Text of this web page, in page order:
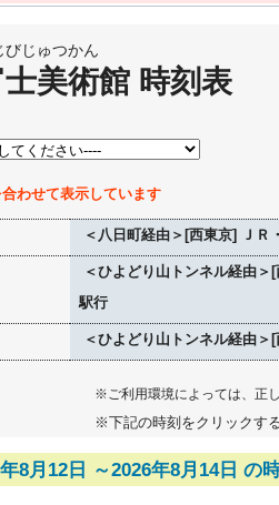
びじゅつかん
美術館 時刻表
わせて表示しています
＜八日町経由＞[西東京] ＪＲ
＜ひよどり山トンネル経由
駅行
＜ひよどり山トンネル経由
※ご利用環境によっては、正
※下記の時刻をクリックす
8月12日 ～2026年8月14日 の